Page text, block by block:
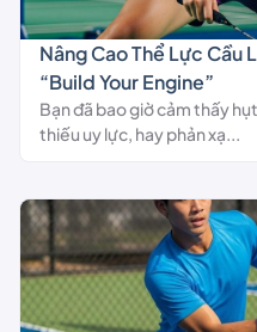
Nâng Cao Thể Lực Cầu
“Build Your Engine”
Bạn đã bao giờ cảm thấy
thiếu uy lực, hay phản xạ...